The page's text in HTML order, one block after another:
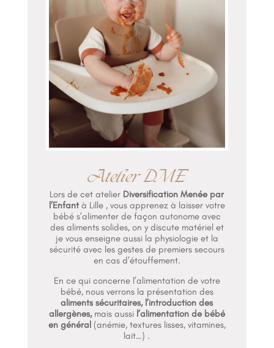
Atelier DME
Lors de cet atelier Diversification Menée par
l’Enfantà Lille , vous apprenez à laisser votre
bébé s’alimenter de façon autonome avec
des aliments solides, on y discute matériel et
je vous enseigne aussi la physiologie et la
sécurité avec les gestes de premiers secours
en cas d’étouffement.
En ce qui concerne l’alimentation de votre
bébé, nous verrons la présentation des
aliments sécuritaires, l’introduction des
allergènes, mais aussi l’alimentation de bébé
en général (anémie, textures lisses, vitamines,
lait…) .